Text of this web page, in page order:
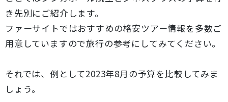
き先別にご紹介します。
ファーサイトではおすすめの格安ツアー情報を多数ご
用意していますので旅行の参考にしてみてください。
それでは、例として2023年8月の予算を比較してみま
しょう。